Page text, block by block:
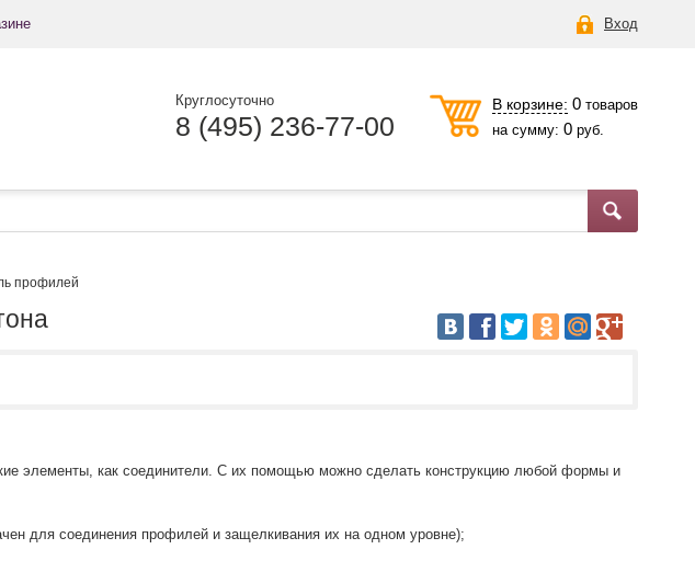
Вход
Круглосуточно
8 (495) 236-77-00
В корзине: 0 товаров
на сумму: 0 руб.
профилей
элементы, как соединители. С их помощью можно сделать конструкцию любой формы и
для соединения профилей и защелкивания их на одном уровне);